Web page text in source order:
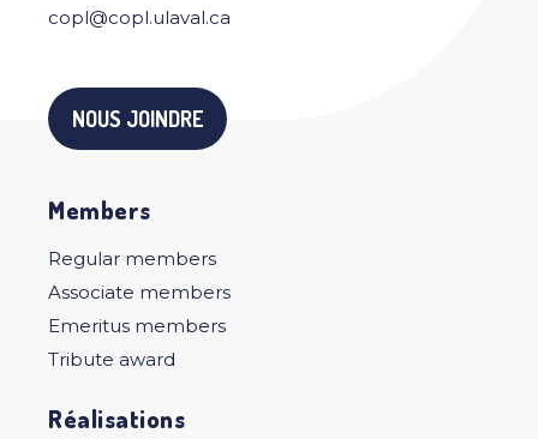
copl@copl.ulaval.ca
NOUS JOINDRE
Members
Regular members
Associate members
Emeritus members
Tribute award
Réalisations